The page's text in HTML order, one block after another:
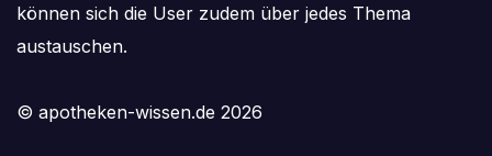
können sich die User zudem über jedes Thema
austauschen.
© apotheken-wissen.de 2026